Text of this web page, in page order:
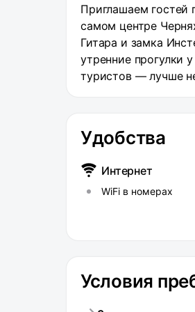
Приглашаем
самом центре
Гитара и замка
утренние прогулки
туристов — лучше
город с
Калининградской
Удобства
Интернет
WiFi в номерах
Условия